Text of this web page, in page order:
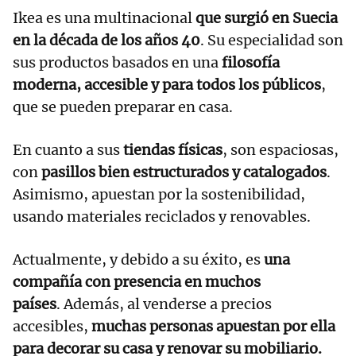
Ikea es una multinacionalque surgió en Suecia
en la década de los años 40. Su especialidad son
sus productos basados en unafilosofía
moderna, accesible y para todos los públicos,
que se pueden preparar en casa.
En cuanto a sustiendas físicas, son espaciosas,
conpasillos bien estructurados y catalogados.
Asimismo, apuestan por la sostenibilidad,
usando materiales reciclados y renovables.
Actualmente, y debido a su éxito, esuna
compañía con presencia en muchos
países. Además, al venderse a precios
accesibles, muchas personas apuestan por ella
para decorar su casa y renovar su mobiliario.